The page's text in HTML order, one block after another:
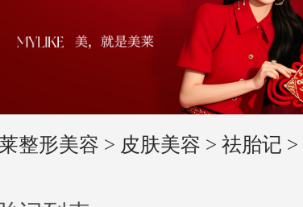
整形美容 > 皮肤美容 >祛胎记 >